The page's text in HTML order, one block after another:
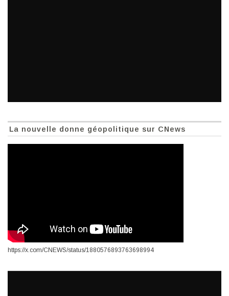
La nouvelle donne géopolitique sur CNews
https://x.com/CNEWS/status/1880576893763698994